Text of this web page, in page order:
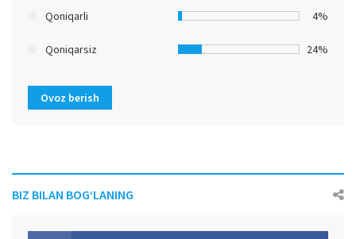
Qoniqarli 4%
Qoniqarsiz 24%
Ovoz berish
BIZ BILAN BOG‘LANING